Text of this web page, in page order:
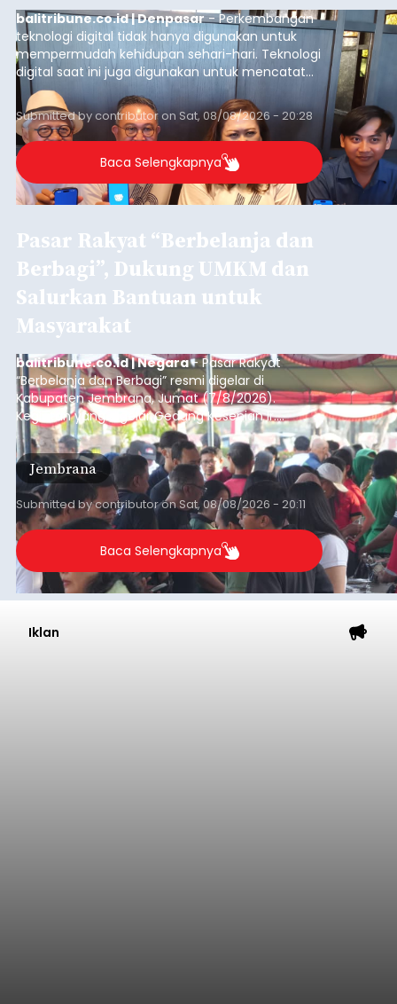
balitribune.co.id | Denpasar- Perkembangan
teknologi digital tidak hanya digunakan untuk
mempermudah kehidupan sehari-hari. Teknologi
digital saat ini juga digunakan untuk mencatat
dan mengelola data base alumni dari suatu
sekolah, salah satunya adalah alumni SMA 1
Denpasar.
Submitted bycontributoron Sat, 08/08/2026 - 20:28
Baca Selengkapnya
Pasar Rakyat “Berbelanja dan
Berbagi”, Dukung UMKM dan
Salurkan Bantuan untuk
Masyarakat
balitribune.co.id | Negara- Pasar Rakyat
“Berbelanja dan Berbagi” resmi digelar di
Kabupaten Jembrana, Jumat (7/8/2026).
Kegiatan yang digelar Gedung Kesenian Ir.
Soekarno ini memadukan pemberdayaan
ekonomi masyarakat dengan aksi sosial tersebut
mendapat antusiasme tinggi dan mencatat nilai
transaksi mencapai Rp672.733.200.
Jembrana
Submitted bycontributoronSat, 08/08/2026 - 20:11
Baca Selengkapnya
Iklan